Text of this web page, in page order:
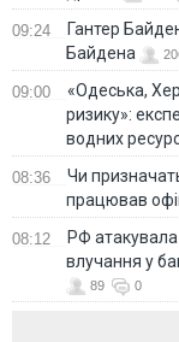
09:24
Гантер
Байдена
09:00
«Одеська,
ризику»:
водних
08:36
Чи
працював
08:12
РФ
влучання у
89 0